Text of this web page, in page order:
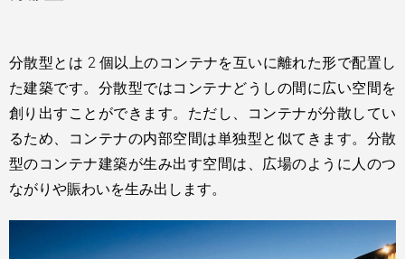
分散型とは 2 個以上のコンテナを互いに離れた形で配置し
た建築です。分散型ではコンテナどうしの間に広い空間を
創り出すことができます。ただし、コンテナが分散してい
るため、コンテナの内部空間は単独型と似てきます。分散
型のコンテナ建築が生み出す空間は、広場のように人のつ
ながりや賑わいを生み出します。